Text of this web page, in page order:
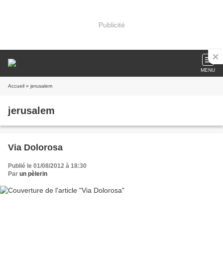
Publicité
MENU
Accueil » jerusalem
jerusalem
Via Dolorosa
Publié le 01/08/2012 à 18:30
Par un pèlerin